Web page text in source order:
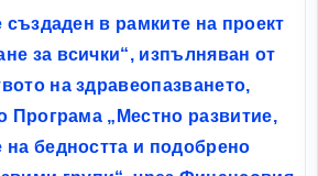
създаден в рамките на проект
за всички“, изпълняван от
на здравеопазването,
Програма „Местно развитие,
на бедността и подобрено